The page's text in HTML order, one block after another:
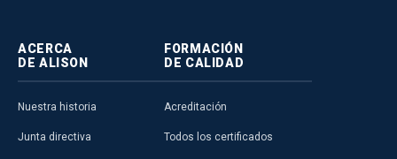
ACERCA
DE ALISON
Nuestra historia
Junta directiva
FORMACIÓN
DE CALIDAD
Acreditación
Todos los certificados